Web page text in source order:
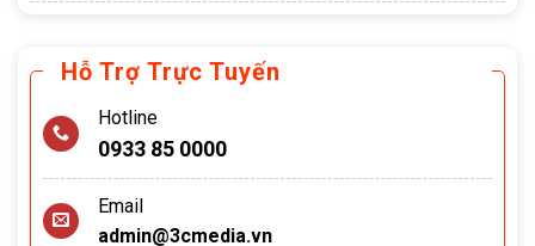
Hỗ Trợ Trực Tuyến
Hotline
0933 85 0000
Email
admin@3cmedia.vn